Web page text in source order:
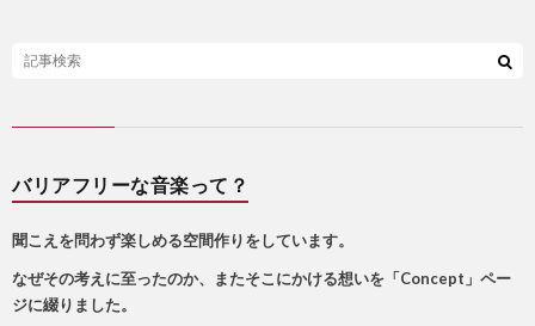
バリアフリーな音楽って？
聞こえを問わず楽しめる空間作りをしています。
なぜその考えに至ったのか、またそこにかける想いを「Concept」ペー
ジに綴りました。